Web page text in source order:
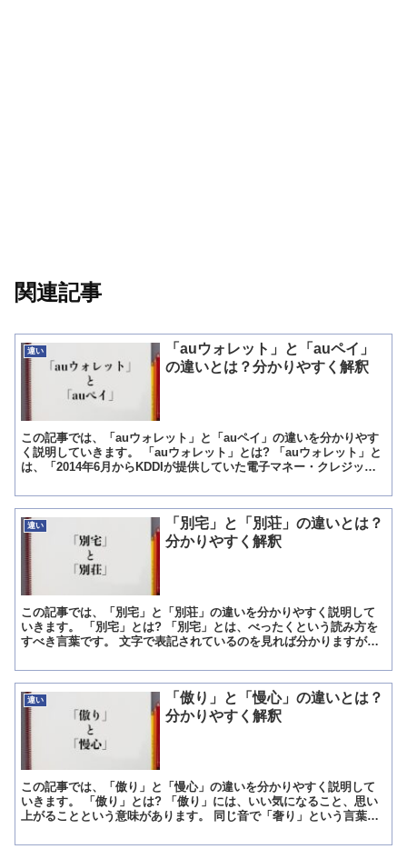
関連記事
違い
「auウォレット」と「auペイ」
の違いとは？分かりやすく解釈
この記事では、「auウォレット」と「auペイ」の違いを分かりやす
く説明していきます。 「auウォレット」とは? 「auウォレット」と
は、「2014年6月からKDDIが提供していた電子マネー・クレジット
違い
「別宅」と「別荘」の違いとは？
分かりやすく解釈
この記事では、「別宅」と「別荘」の違いを分かりやすく説明して
いきます。 「別宅」とは? 「別宅」とは、べったくという読み方を
すべき言葉です。 文字で表記されているのを見れば分かりますが、
違い
「傲り」と「慢心」の違いとは？
分かりやすく解釈
この記事では、「傲り」と「慢心」の違いを分かりやすく説明して
いきます。 「傲り」とは? 「傲り」には、いい気になること、思い
上がることという意味があります。 同じ音で「奢り」という言葉が